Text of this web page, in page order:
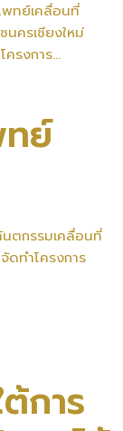
พทย์เคลื่อนที่
ครเชียงใหม่
รงการ...
ย์
ตกรรมเคลื่อนที่
ทำโครงการ
การ